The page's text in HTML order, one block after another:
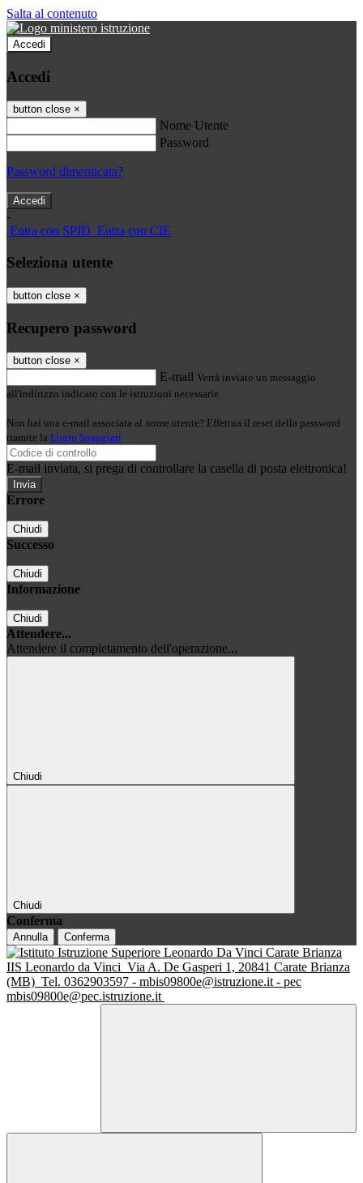
Salta al contenuto
Accedi
Accedi
button close ×
Nome Utente
Password
Password dimenticata?
-
Entra con SPID Entra con CIE
Seleziona utente
button close ×
Recupero password
button close ×
E-mail Verrà inviato un messaggio
all'indirizzo indicato con le istruzioni necessarie.
Non hai una e-mail associata al nome utente? Effettua il reset della password
tramite la Login Spaggiari
E-mail inviata, si prega di controllare la casella di posta elettronica!
Errore
Chiudi
Successo
Chiudi
Informazione
Chiudi
Attendere...
Attendere il completamento dell'operazione...
Chiudi
Chiudi
Conferma
Annulla Conferma
IIS Leonardo da Vinci Via A. De Gasperi 1, 20841 Carate Brianza
(MB) Tel. 0362903597 - mbis09800e@istruzione.it - pec
mbis09800e@pec.istruzione.it